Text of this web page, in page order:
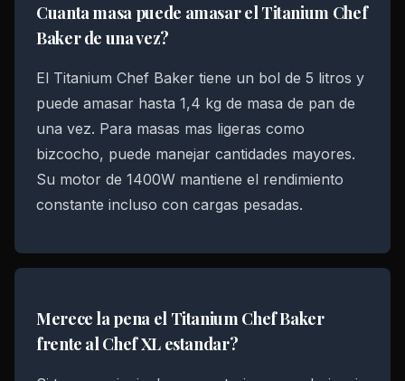
Cuanta masa puede amasar el Titanium Chef
Baker de una vez?
El Titanium Chef Baker tiene un bol de 5 litros y
puede amasar hasta 1,4 kg de masa de pan de
una vez. Para masas mas ligeras como
bizcocho, puede manejar cantidades mayores.
Su motor de 1400W mantiene el rendimiento
constante incluso con cargas pesadas.
Merece la pena el Titanium Chef Baker
frente al Chef XL estandar?